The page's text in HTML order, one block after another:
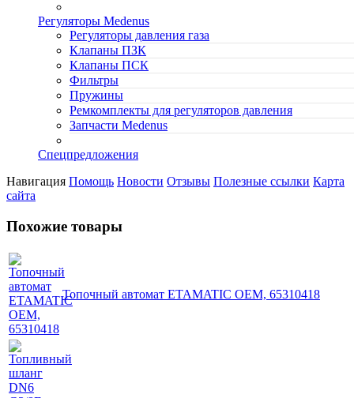
Регуляторы Medenus
Регуляторы давления газа
Клапаны ПЗК
Клапаны ПСК
Фильтры
Пружины
Ремкомплекты для регуляторов давления
Запчасти Medenus
Спецпредложения
Навигация Помощь Новости Отзывы Полезные ссылки Карта
сайта
Похожие товары
Топочный автомат ETAMATIC OEM, 65310418